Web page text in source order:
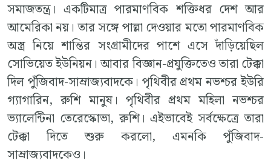
সমাজতন্ত্র। একটিমাত্র পারমাণবিক শক্তিধর দেশ আর
আমেরিকা নয়। তার সঙ্গে পাল্লা দেওয়ার মতো পারমাণবিক
অস্ত্র নিয়ে শান্তির সংগ্রামীদের পাশে এসে দাঁড়িয়েছিল
সোভিয়েত ইউনিয়ন। আবার বিজ্ঞান-প্রযুক্তিতেও তারা টেক্কা
দিল পুঁজিবাদ-সাম্রাজ্যবাদকে। পৃথিবীর প্রথম নভশ্চর ইউরি
গ্যাগারিন, রুশি মানুষ। পৃথিবীর প্রথম মহিলা নভশ্চর
ভ্যালেন্টিনা তেরেস্কোভা, রুশি। এইভাবেই সর্বক্ষেত্রে তারা
টেক্কা দিতে শুরু করলো, এমনকি পুঁজিবাদ-
সাম্রাজ্যবাদকেও।